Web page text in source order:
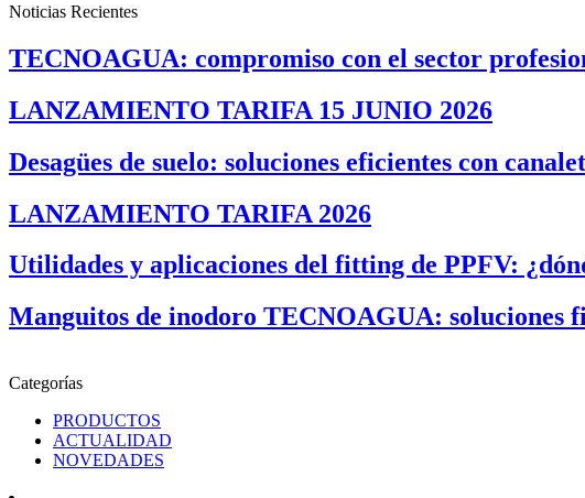
Noticias Recientes
TECNOAGUA: compromiso con el sector
LANZAMIENTO TARIFA 15 JUNIO 2026
Desagües de suelo: soluciones eficientes con
LANZAMIENTO TARIFA 2026
Utilidades y aplicaciones del fitting de PPFV:
Manguitos de inodoro TECNOAGUA: soluciones
Categorías
PRODUCTOS
ACTUALIDAD
NOVEDADES